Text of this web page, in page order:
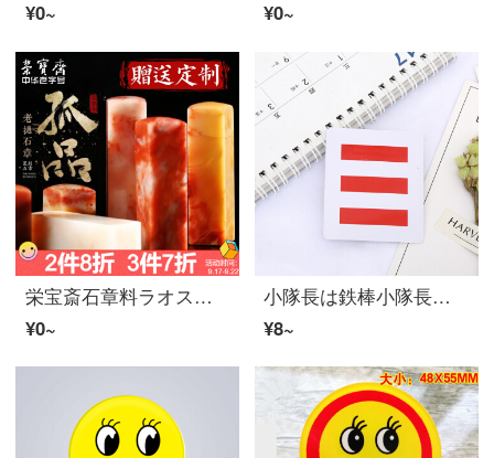
¥0~
¥0~
栄宝斎石章料ラオス素章孤品文房四宝書法中国画の毛筆金石彫刻印鑑石材彫刻章毛筆書法国画の名前章古玩收藏石ラオス石素章孤品8
¥0~
小隊長は鉄棒小隊長の中で、大隊長は少先隊の標識をつけています。鉄棒二本、腕章三本です。
¥8~